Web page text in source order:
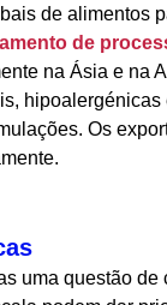
de alimentos
de
na Ásia e na
Os
uma questão